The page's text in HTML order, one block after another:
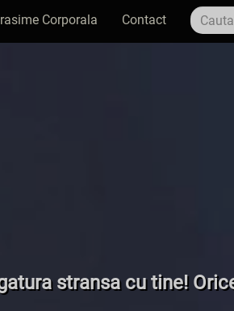
Corporala Contact
stransa cu tine!